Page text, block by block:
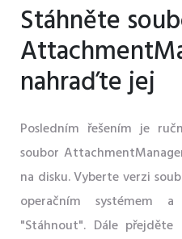
Stáhněte
nahraďte jej
Posledním řešením je
soubor
na disku. Vyberte verzi
operačním systémem
"Stáhnout". Dále přejděte